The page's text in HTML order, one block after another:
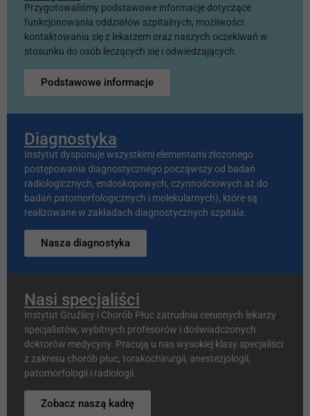
Przygotowaliśmy podstawowe informacje dotyczące
funkcjonowania oddziałów szpitalnych, możliwości
kontaktowania się z lekarzem oraz naszych oczekiwań w
stosunku do osób leczących się i odwiedzających.
Podstawowe informacje
Diagnostyka
Instytut dysponuje wszystkimi elementami złożonego
postępowania diagnostycznego począwszy od badań
radiologicznych, endoskopowych, czynnościowych aż do
badań patomorfologicznych i molekularnych), które są
realizowane w zakładach diagnostycznych szpitala.
Nasza diagnostyka
Nasi specjaliści
Instytut Gruźlicy i Chorób Płuc zatrudnia cenionych lekarzy
specjalistów, wybitnych profesorów i doświadczonych
doktorów medycyny. Pracują u nas wysokiej klasy specjaliści
z zakresu chorób płuc, torakochirurgii, anestezjologii,
patomorfologii i radiologii.
Zobacz naszą kadrę